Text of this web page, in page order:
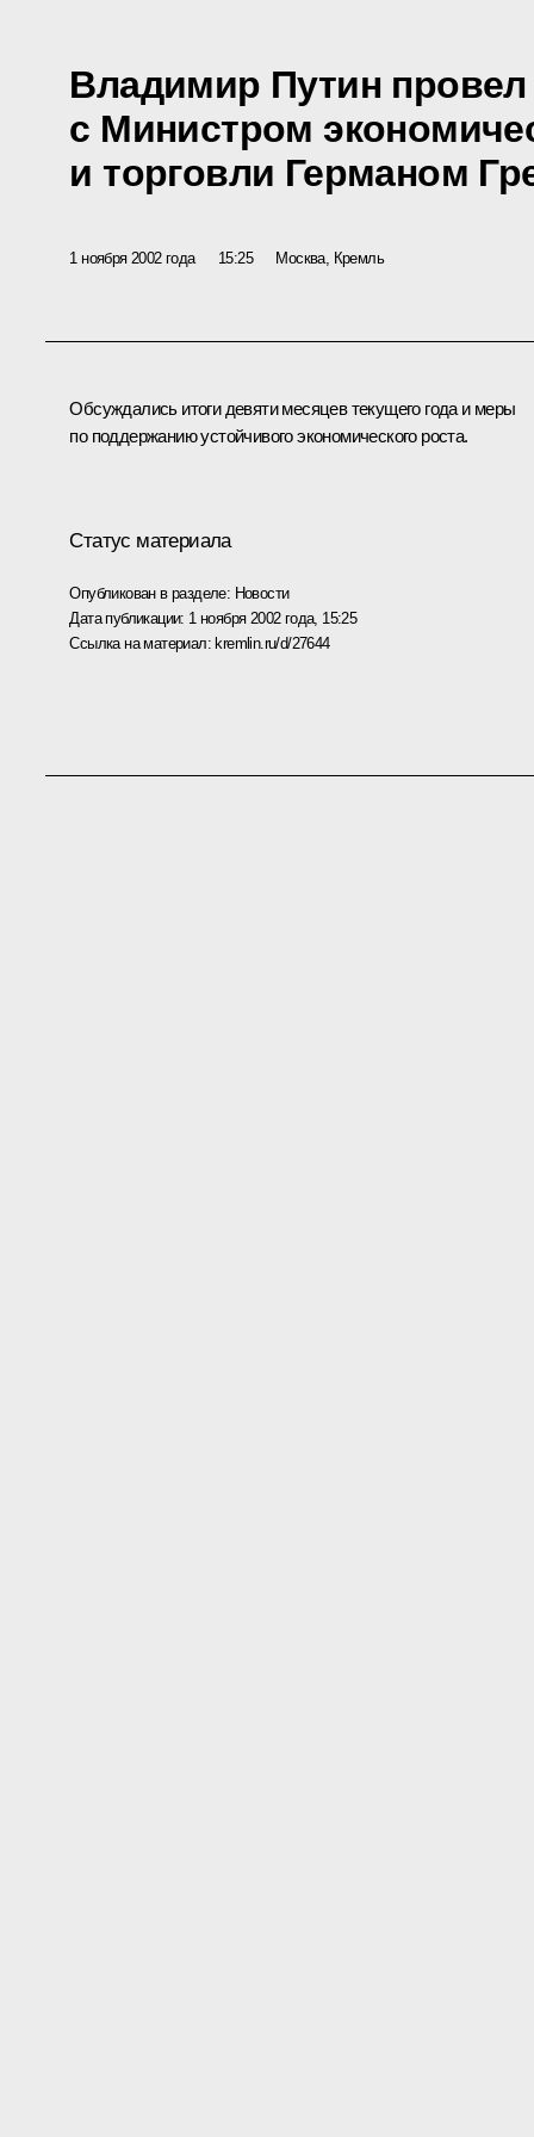
Владимир Путин
с Министром
и торговли Германом
1 ноября 2002 года 15:25 Москва, Кремль
Обсуждались итоги девяти месяцев текущего года и меры
по поддержанию устойчивого экономического роста.
Статус материала
Опубликован в разделе: Новости
Дата публикации: 1 ноября 2002 года, 15:25
Ссылка на материал:kremlin.ru/d/27644